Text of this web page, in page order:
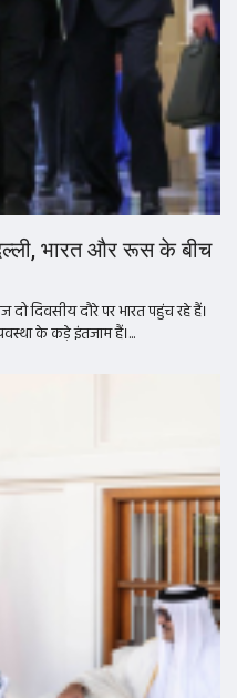
भारत और रूस के बीच
दो दिवसीय दौरे पर भारत पहुंच रहे हैं।
के कड़े इंतजाम हैं।...